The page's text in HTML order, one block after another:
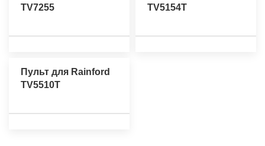
TV7255
TV5154T
Пульт для Rainford
TV5510T